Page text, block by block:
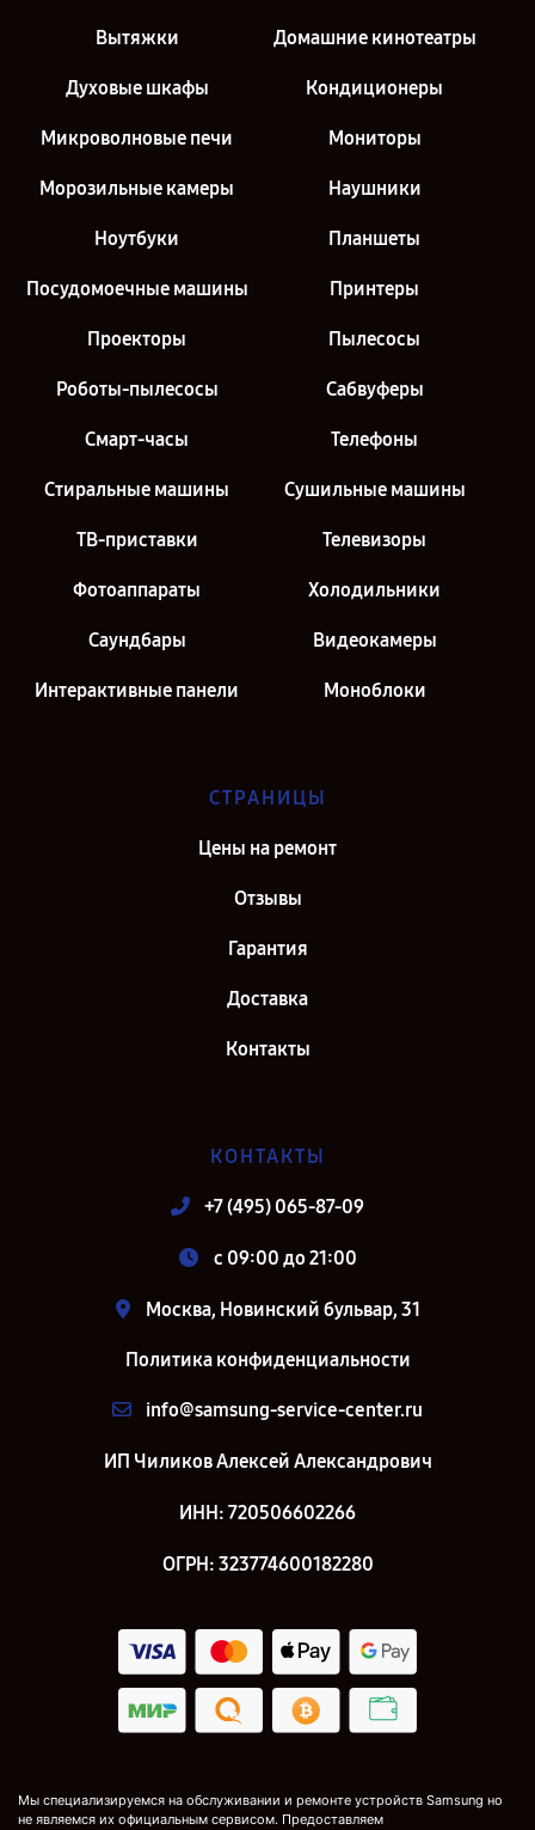
Вытяжки Домашние кинотеатры
Духовые шкафы Кондиционеры
Микроволновые печи Мониторы
Морозильные камеры Наушники
Ноутбуки Планшеты
Посудомоечные машины Принтеры
Проекторы Пылесосы
Роботы-пылесосы Сабвуферы
Смарт-часы Телефоны
Стиральные машины Сушильные машины
ТВ-приставки Телевизоры
Фотоаппараты Холодильники
Саундбары Видеокамеры
Интерактивные панели Моноблоки
СТРАНИЦЫ
Цены на ремонт
Отзывы
Гарантия
Доставка
Контакты
КОНТАКТЫ
+7 (495) 065-87-09
c 09:00 до 21:00
Москва, Новинский бульвар, 31
Политика конфиденциальности
info@samsung-service-center.ru
ИП Чиликов Алексей Александрович
ИНН: 720506602266
ОГРН: 323774600182280
Мы специализируемся на обслуживании и ремонте устройств Samsung но
не являемся их официальным сервисом. Предоставляем